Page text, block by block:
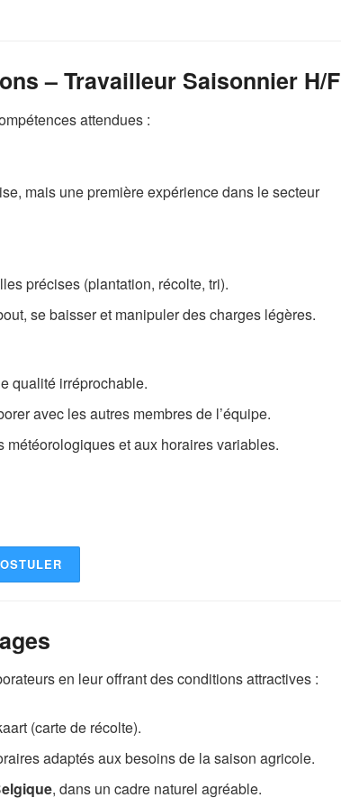
– Travailleur Saisonnier H/F
attendues :
mais une première expérience dans le secteur
précises (plantation, récolte, tri).
se baisser et manipuler des charges légères.
qualité irréprochable.
avec les autres membres de l’équipe.
et aux horaires variables.
en leur offrant des conditions attractives :
(carte de récolte).
adaptés aux besoins de la saison agricole.
, dans un cadre naturel agréable.